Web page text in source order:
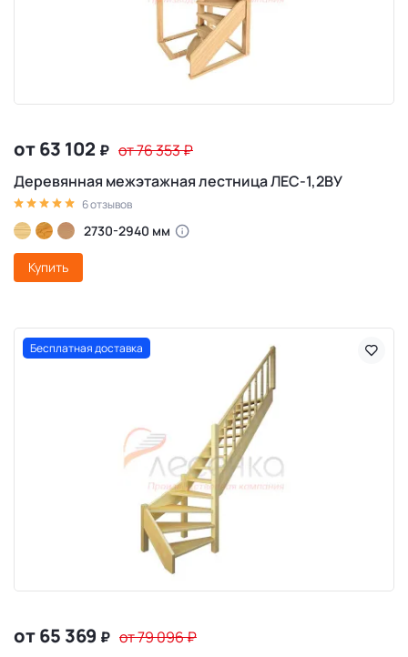
от 63 102 ₽ от 76 353₽
Деревянная межэтажная лестница ЛЕС-1,2ВУ
6 отзывов
2730-2940 мм
Купить
Бесплатная доставка
от 65 369 ₽ от 79 096₽